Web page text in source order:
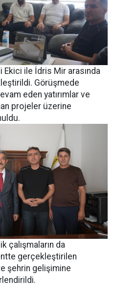
ile İdris Mir arasında
Görüşmede
eden yatırımlar ve
projeler üzerine
çalışmaların da
gerçekleştirilen
şehrin gelişimine